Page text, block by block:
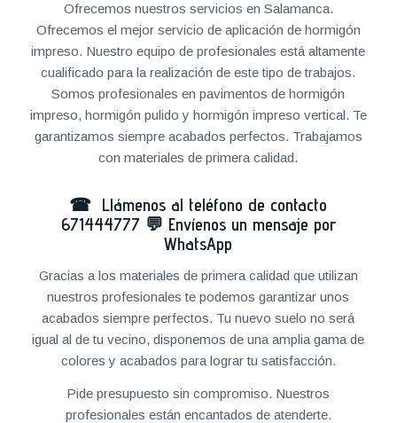
Ofrecemos nuestros servicios en Salamanca.
Ofrecemos el mejor servicio de aplicación de hormigón
impreso. Nuestro equipo de profesionales está altamente
cualificado para la realización de este tipo de trabajos.
Somos profesionales en pavimentos de hormigón
impreso, hormigón pulido y hormigón impreso vertical. Te
garantizamos siempre acabados perfectos. Trabajamos
con materiales de primera calidad.
☎ Llámenos al teléfono de contacto
671444777 💬 Envíenos un mensaje por
WhatsApp
Gracias a los materiales de primera calidad que utilizan
nuestros profesionales te podemos garantizar unos
acabados siempre perfectos. Tu nuevo suelo no será
igual al de tu vecino, disponemos de una amplia gama de
colores y acabados para lograr tu satisfacción.
Pide presupuesto sin compromiso. Nuestros
profesionales están encantados de atenderte.